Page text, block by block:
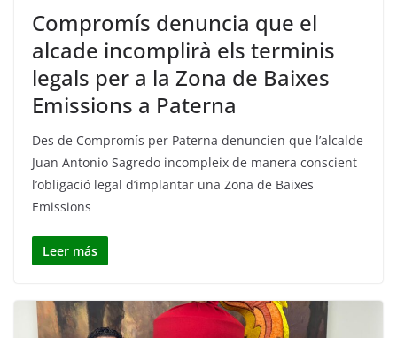
Compromís denuncia que el
alcade incomplirà els terminis
legals per a la Zona de Baixes
Emissions a Paterna
Des de Compromís per Paterna denuncien que l’alcalde
Juan Antonio Sagredo incompleix de manera conscient
l’obligació legal d’implantar una Zona de Baixes
Emissions
Leer más